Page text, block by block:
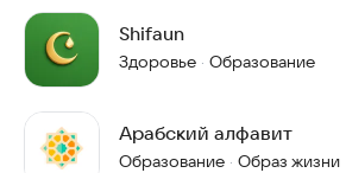
Shifaun
Здоровье · Образование
Арабский алфавит
Образование · Образ жизни